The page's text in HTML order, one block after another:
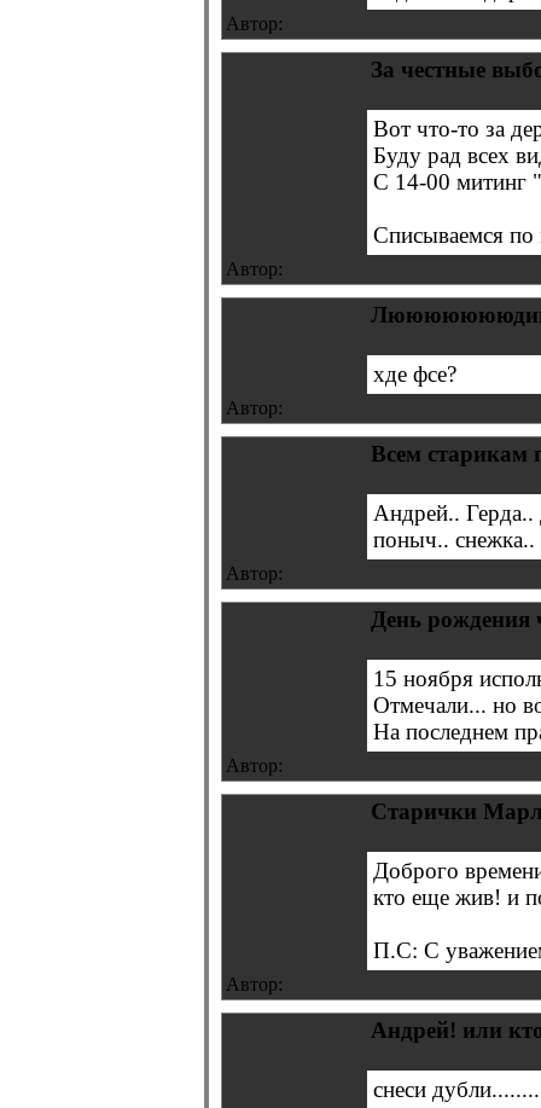
Автор:
За честные
Вот что-то за
Буду рад всех
С 14-00 митинг
Списываемся по
Автор:
хде фсе?
Автор:
Всем старикам
Андрей.. Герда..
поныч..
Автор:
День рождения
15 ноября
Отмечали... но
На последнем
Автор:
Старички
Доброго
кто еще жив! и
П.С: С
Автор:
Андрей! или
снеси